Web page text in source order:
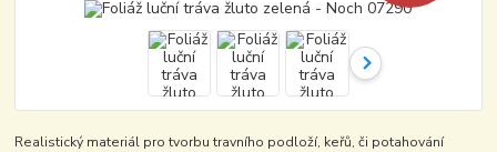
Realistický materiál pro tvorbu travního podloží, keřů, či potahování